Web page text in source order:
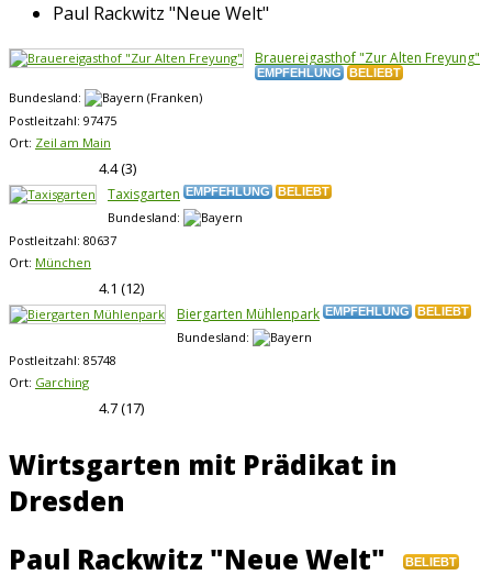
Paul Rackwitz "Neue Welt"
Brauereigasthof "Zur Alten Freyung"
EMPFEHLUNG BELIEBT
Bundesland:
Postleitzahl: 97475
Ort: Zeil am Main
4.4(3)
Taxisgarten EMPFEHLUNG BELIEBT
Bundesland:
Postleitzahl: 80637
Ort: München
4.1 (12)
Biergarten Mühlenpark EMPFEHLUNG BELIEBT
Bundesland:
Postleitzahl: 85748
Ort: Garching
4.7(17)
Wirtsgarten mit Prädikat in
Dresden
Paul Rackwitz "Neue Welt"
BELIEBT